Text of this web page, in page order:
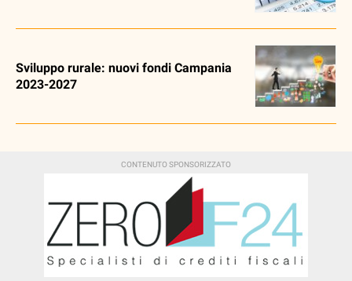
Sviluppo rurale: nuovi fondi Campania
2023-2027